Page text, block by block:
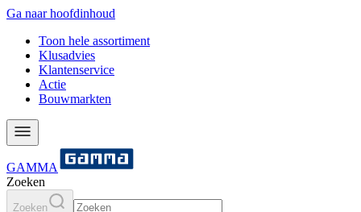
Ga naar hoofdinhoud
Toon hele assortiment
Klusadvies
Klantenservice
Actie
Bouwmarkten
GAMMA
Zoeken
Zoeken